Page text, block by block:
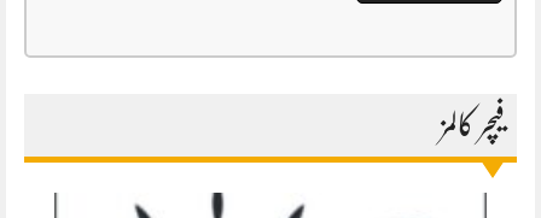
فیچر کالمز